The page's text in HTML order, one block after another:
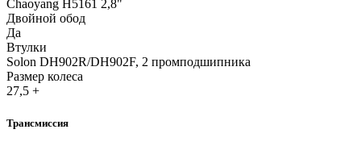
Chaoyang H5161 2,8"
Двойной обод
Да
Втулки
Solon DH902R/DH902F, 2 промподшипника
Размер колеса
27,5 +
Трансмиссия